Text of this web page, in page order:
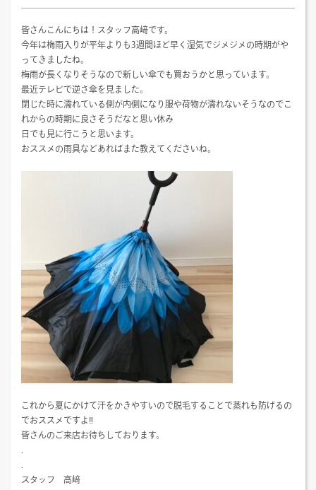
皆さんこんにちは！スタッフ高﨑です。
今年は梅雨入りが平年よりも3週間ほど早く湿気でジメジメの時期がや
ってきましたね。
梅雨が長くなりそうなので新しい傘でも買おうかと思っています。
最近テレビで逆さ傘を見ました。
閉じた時に濡れている側が内側になり服や荷物が濡れないそうなのでこ
れからの時期に良さそうだなと思い休み
日でも見に行こうと思います。
おススメの雨具などあればまた教えてくださいね。
これから夏にかけて汗をかきやすいので脱毛することで蒸れも防げるの
でおススメですよ‼
皆さんのご来店お待ちしております。
スタッフ 高﨑